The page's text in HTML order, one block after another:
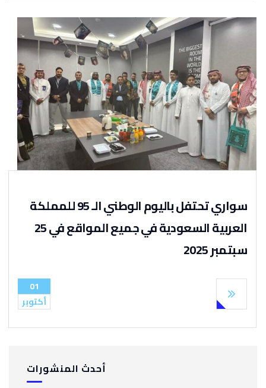
سواري تحتفل باليوم الوطني الـ 95 للمملكة
العربية السعودية في جميع المواقع في 25
سبتمبر 2025
01
أكتوبر
أحدث المنشورات